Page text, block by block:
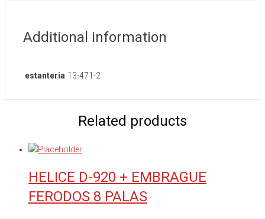
Additional information
estanteria 13-471-2
Related products
HELICE D-920 + EMBRAGUE
FERODOS 8 PALAS